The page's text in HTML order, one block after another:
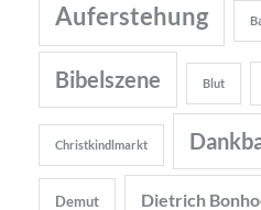
Auferstehung
Bibelszene Blut
Christkindlmarkt
Demut Dietrich